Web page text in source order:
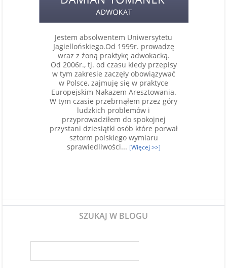
Jestem absolwentem Uniwersytetu
Jagiellońskiego.Od 1999r. prowadzę
wraz z żoną praktykę adwokacką.
Od 2006r., tj. od czasu kiedy przepisy
w tym zakresie zaczęły obowiązywać
w Polsce, zajmuję się w praktyce
Europejskim Nakazem Aresztowania.
W tym czasie przebrnąłem przez góry
ludzkich problemów i
przyprowadziłem do spokojnej
przystani dziesiątki osób które porwał
sztorm polskiego wymiaru
sprawiedliwości... [Więcej >>]
SZUKAJ W BLOGU